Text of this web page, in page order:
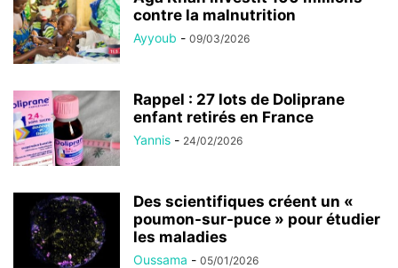
contre la malnutrition
Ayyoub - 09/03/2026
Rappel : 27 lots de Doliprane
enfant retirés en France
Yannis - 24/02/2026
Des scientifiques créent un «
poumon-sur-puce » pour étudier
les maladies
Oussama - 05/01/2026